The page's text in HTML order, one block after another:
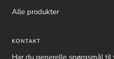
Alle produkter
KONTAKT
Har du generelle spørgsmål